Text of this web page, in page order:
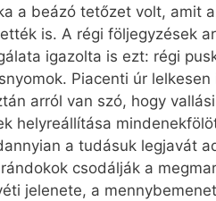
a beázó tetőzet volt, amit
is. A régi följegyzések
igazolta is ezt: régi
Piacenti úr
arról van szó, hogy
helyreállítása
a tudásuk legjavát
csodálják a
jelenete, a